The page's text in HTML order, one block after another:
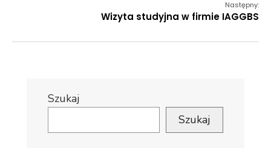
Następny:
Wizyta studyjna w firmie IAGGBS
Szukaj
Szukaj